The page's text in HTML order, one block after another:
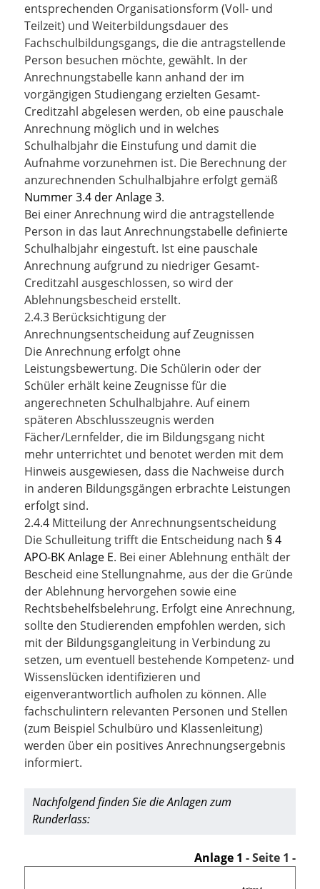
entsprechenden Organisationsform (Voll- und
Teilzeit) und Weiterbildungsdauer des
Fachschulbildungsgangs, die die antragstellende
Person besuchen möchte, gewählt. In der
Anrechnungstabelle kann anhand der im
vorgängigen Studiengang erzielten Gesamt-
Creditzahl abgelesen werden, ob eine pauschale
Anrechnung möglich und in welches
Schulhalbjahr die Einstufung und damit die
Aufnahme vorzunehmen ist. Die Berechnung der
anzurechnenden Schulhalbjahre erfolgt gemäß
Nummer 3.4 der Anlage 3.
Bei einer Anrechnung wird die antragstellende
Person in das laut Anrechnungstabelle definierte
Schulhalbjahr eingestuft. Ist eine pauschale
Anrechnung aufgrund zu niedriger Gesamt-
Creditzahl ausgeschlossen, so wird der
Ablehnungsbescheid erstellt.
2.4.3 Berücksichtigung der
Anrechnungsentscheidung auf Zeugnissen
Die Anrechnung erfolgt ohne
Leistungsbewertung. Die Schülerin oder der
Schüler erhält keine Zeugnisse für die
angerechneten Schulhalbjahre. Auf einem
späteren Abschlusszeugnis werden
Fächer/Lernfelder, die im Bildungsgang nicht
mehr unterrichtet und benotet werden mit dem
Hinweis ausgewiesen, dass die Nachweise durch
in anderen Bildungsgängen erbrachte Leistungen
erfolgt sind.
2.4.4 Mitteilung der Anrechnungsentscheidung
Die Schulleitung trifft die Entscheidung nach § 4
APO-BK Anlage E. Bei einer Ablehnung enthält der
Bescheid eine Stellungnahme, aus der die Gründe
der Ablehnung hervorgehen sowie eine
Rechtsbehelfsbelehrung. Erfolgt eine Anrechnung,
sollte den Studierenden empfohlen werden, sich
mit der Bildungsgangleitung in Verbindung zu
setzen, um eventuell bestehende Kompetenz- und
Wissenslücken identifizieren und
eigenverantwortlich aufholen zu können. Alle
fachschulintern relevanten Personen und Stellen
(zum Beispiel Schulbüro und Klassenleitung)
werden über ein positives Anrechnungsergebnis
informiert.
Nachfolgend finden Sie die Anlagen zum
Runderlass:
Anlage 1 - Seite 1 -